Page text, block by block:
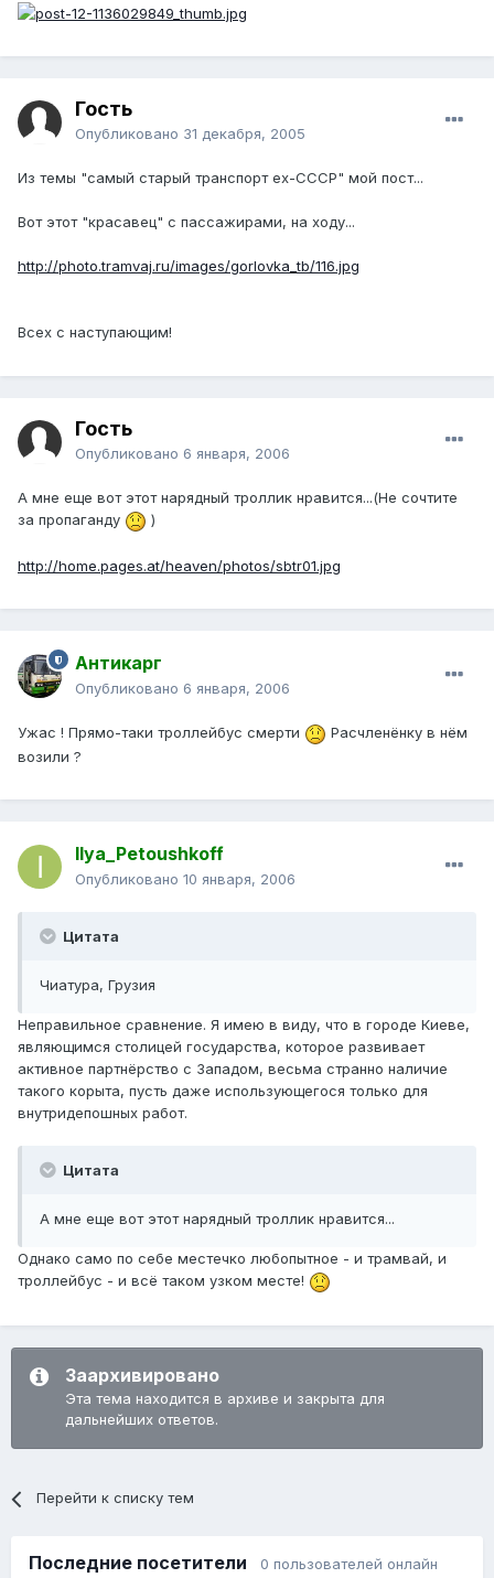
Гость
Опубликовано 31 декабря, 2005
Из темы "самый старый транспорт ех-СССР" мой пост...
Вот этот "красавец" с пассажирами, на ходу...
http://photo.tramvaj.ru/images/gorlovka_tb/116.jpg
Всех с наступающим!
Гость
Опубликовано 6 января, 2006
А мне еще вот этот нарядный троллик нравится...(Не сочтите
за пропаганду
)
http://home.pages.at/heaven/photos/sbtr01.jpg
Антикарг
Опубликовано 6 января, 2006
Ужас ! Прямо-таки троллейбус смерти
Расчленёнку в нём
возили ?
Ilya_Petoushkoff
Опубликовано 10 января, 2006
Цитата
Чиатура, Грузия
Неправильное сравнение. Я имею в виду, что в городе Киеве,
являющимся столицей государства, которое развивает
активное партнёрство с Западом, весьма странно наличие
такого корыта, пусть даже использующегося только для
внутридепошных работ.
Цитата
А мне еще вот этот нарядный троллик нравится...
Однако само по себе местечко любопытное - и трамвай, и
троллейбус - и всё таком узком месте!
Заархивировано
Эта тема находится в архиве и закрыта для
дальнейших ответов.
Перейти к списку тем
Последние посетители 0 пользователей онлайн